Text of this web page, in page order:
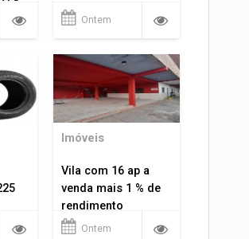
Ontem
Imóveis
Vila com 16 ap a
venda mais 1 % de
rendimento
Ontem